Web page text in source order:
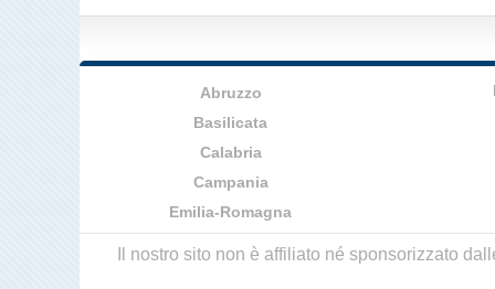
Abruzzo
Basilicata
Calabria
Campania
Emilia-Romagna
Il nostro sito non è affiliato né sponsorizzato